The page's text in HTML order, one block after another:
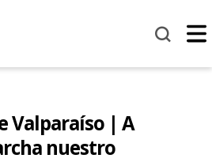
Valparaíso | A
nuestro